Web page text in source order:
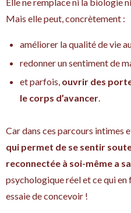
Mais elle peut, concrètement :
améliorer la qualité de vie
redonner un sentiment de
et parfois, ouvrir des
le corps d’avancer.
Car dans ces parcours intimes
qui permet de se sentir
reconnectée à soi-même a
psychologique réel et ce qui en
essaie de concevoir !